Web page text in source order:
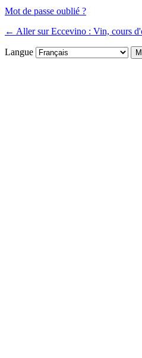
Mot de passe oublié ?
← Aller sur Eccevino : Vin, cours
Langue